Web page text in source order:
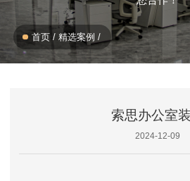
首页/ 精选案例 /
索思办公室
2024-12-09